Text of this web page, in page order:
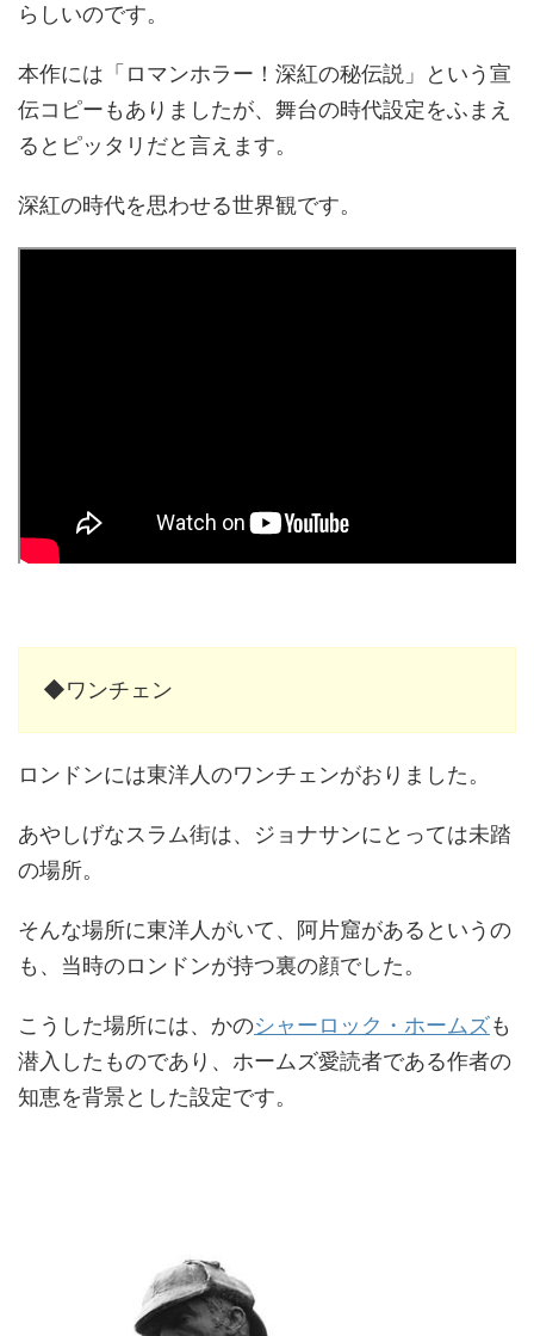
らしいのです。
本作には「ロマンホラー！深紅の秘伝説」という宣
伝コピーもありましたが、舞台の時代設定をふまえ
るとピッタリだと言えます。
深紅の時代を思わせる世界観です。
◆ワンチェン
ロンドンには東洋人のワンチェンがおりました。
あやしげなスラム街は、ジョナサンにとっては未踏
の場所。
そんな場所に東洋人がいて、阿片窟があるというの
も、当時のロンドンが持つ裏の顔でした。
こうした場所には、かのシャーロック・ホームズも
潜入したものであり、ホームズ愛読者である作者の
知恵を背景とした設定です。